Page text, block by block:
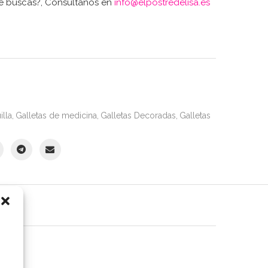
buscas?, Consúltanos en info@elpostredelisa.es
Galletas de medicina Galletas Decoradas Galletas
(0)